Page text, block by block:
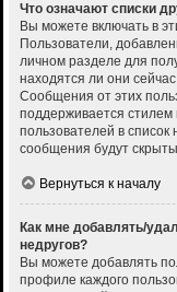
Что означают списки
Вы можете включать в
Пользователи,
личном разделе для
находятся ли они
Сообщения от этих
поддерживается
пользователей в
сообщения будут
Вернуться к началу
Как мне добавлять/
недругов?
Вы можете добавлять
профиле каждого